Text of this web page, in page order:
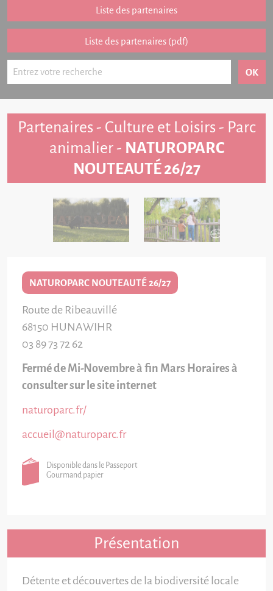
FAQ
Livre d'or
Liste des partenaires
Liste des partenaires (pdf)
Partenaires - Culture et Loisirs - Parc
animalier - NATUROPARC
NOUTEAUTÉ 26/27
NATUROPARC NOUTEAUTÉ 26/27
Route de Ribeauvillé
68150 HUNAWIHR
03 89 73 72 62
Fermé de Mi-Novembre à fin Mars Horaires à
consulter sur le site internet
naturoparc.fr/
accueil@naturoparc.fr
Disponible dans le Passeport
Gourmand papier
Présentation
Détente et découvertes de la biodiversité locale